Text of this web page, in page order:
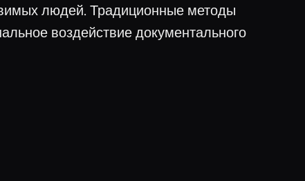
людей. Традиционные методы
воздействие документального